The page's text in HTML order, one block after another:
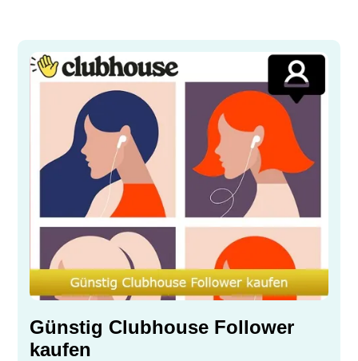
Günstig Clubhouse Follower
kaufen